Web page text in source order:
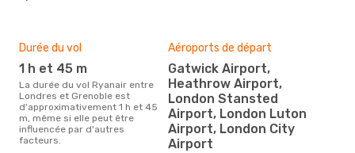
Durée du vol
1 h et 45 m
La durée du vol Ryanair entre
Londres et Grenoble est
d'approximativement 1 h et 45
m, même si elle peut être
influencée par d'autres
facteurs.
Aéroports de départ
Gatwick Airport,
Heathrow Airport,
London Stansted
Airport, London Luton
Airport, London City
Airport